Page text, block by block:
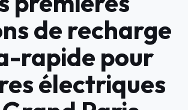
de recharge
rapide pour
électriques